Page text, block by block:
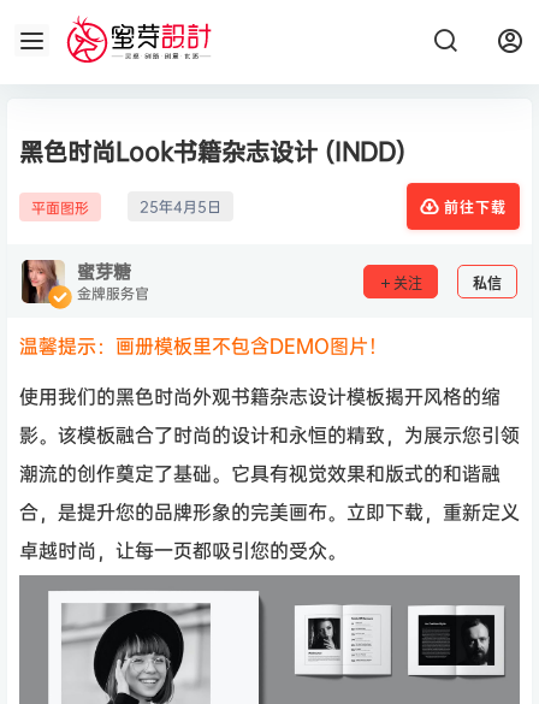
黑色时尚Look书籍杂志设计 (INDD)
平面图形 25年4月5日 前往下载
蜜芽糖
金牌服务官 关注 私信
温馨提示：画册模板里不包含DEMO图片！
使用我们的黑色时尚外观书籍杂志设计模板揭开风格的缩
影。该模板融合了时尚的设计和永恒的精致，为展示您引领
潮流的创作奠定了基础。它具有视觉效果和版式的和谐融
合，是提升您的品牌形象的完美画布。立即下载，重新定义
卓越时尚，让每一页都吸引您的受众。